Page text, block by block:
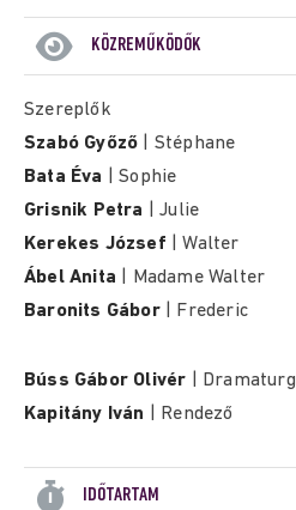
KÖZREMŰKÖDŐK
Szereplők
Szabó Győző | Stéphane
Bata Éva
| Sophie
Grisnik Petra
| Julie
Kerekes József | Walter
Ábel Anita | Madame Walter
Baronits Gábor| Frederic
Búss Gábor Olivér | Dramaturg
Kapitány Iván
| Rendező
IDŐTARTAM